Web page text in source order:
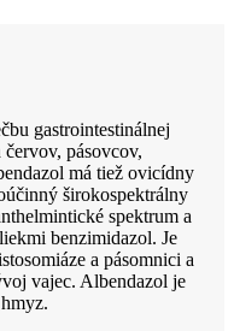
gastrointestinálnej
pásovcov,
má tiež ovicídny
širokospektrálny
spektrum a
benzimidazol. Je
a pásomnici a
vajec. Albendazol je